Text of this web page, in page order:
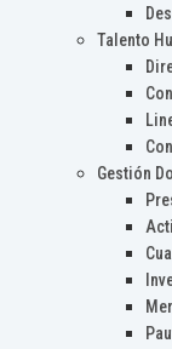
Talento
Gestión